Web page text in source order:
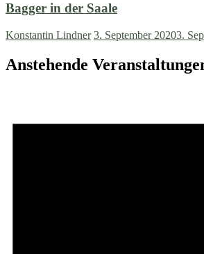
Bagger in der Saale
Konstantin Lindner 3. September 20203.
Anstehende